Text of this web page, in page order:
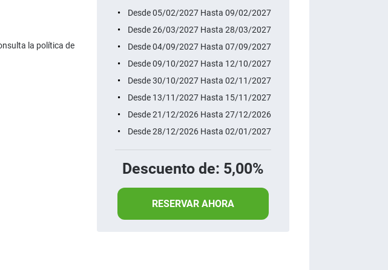
la política de
Desde 05/02/2027 Hasta 09/02/2027
Desde 26/03/2027 Hasta 28/03/2027
Desde 04/09/2027 Hasta 07/09/2027
Desde 09/10/2027 Hasta 12/10/2027
Desde 30/10/2027 Hasta 02/11/2027
Desde 13/11/2027 Hasta 15/11/2027
Desde 21/12/2026 Hasta 27/12/2026
Desde 28/12/2026 Hasta 02/01/2027
Descuento de: 5,00%
RESERVAR AHORA